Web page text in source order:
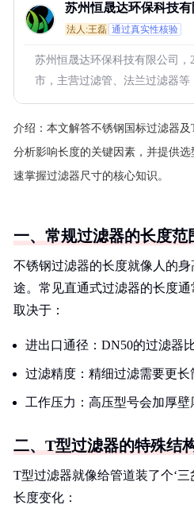
苏州恒晟达环保科技有
法人:王磊 通过真实性核验
苏州恒晟达环保科技有限公司，
市，主营过滤管、法兰过滤器等
介绍： 本文解答不锈钢国标过滤器及
分析影响长度的关键因素，并提供
速掌握过滤器尺寸的核心知识。
一、常规过滤器的长度范
不锈钢过滤器的长度就像人的身
途。常见直通式过滤器的长度通
取决于：
进出口通径：DN50的过滤器
过滤精度：精细过滤需要更长
工作压力：高压型号会加厚
二、T型过滤器的特殊结
T型过滤器就像给管道装了个‘
长度变化：